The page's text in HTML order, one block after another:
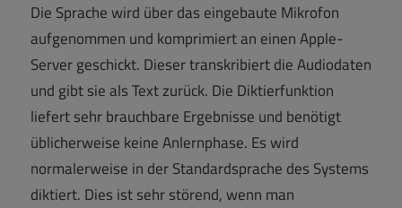
Die Sprache wird über das eingebaute Mikrofon
aufgenommen und komprimiert an einen Apple-
Server geschickt. Dieser transkribiert die Audiodaten
und gibt sie als Text zurück. Die Diktierfunktion
liefert sehr brauchbare Ergebnisse und benötigt
üblicherweise keine Anlernphase. Es wird
normalerweise in der Standardsprache des Systems
diktiert. Dies ist sehr störend, wenn man